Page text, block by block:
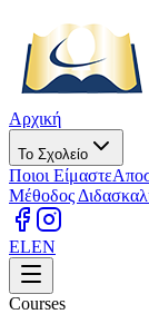
Αρχική
Το Σχολείο
Ποιοι Είμαστε
Μέθοδος
ELEN
Courses